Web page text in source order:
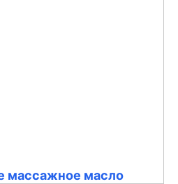
массажное масло